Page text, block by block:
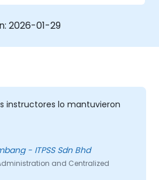
de red y seguridad
(como
herramientas disponibles
gestionar la virtualización
en la nube.
servidores de
Exim4 y Postfix) y
(Apache) en Ubuntu.
2026-01-29
instructores lo mantuvieron
- ITPSS Sdn Bhd
and Centralized